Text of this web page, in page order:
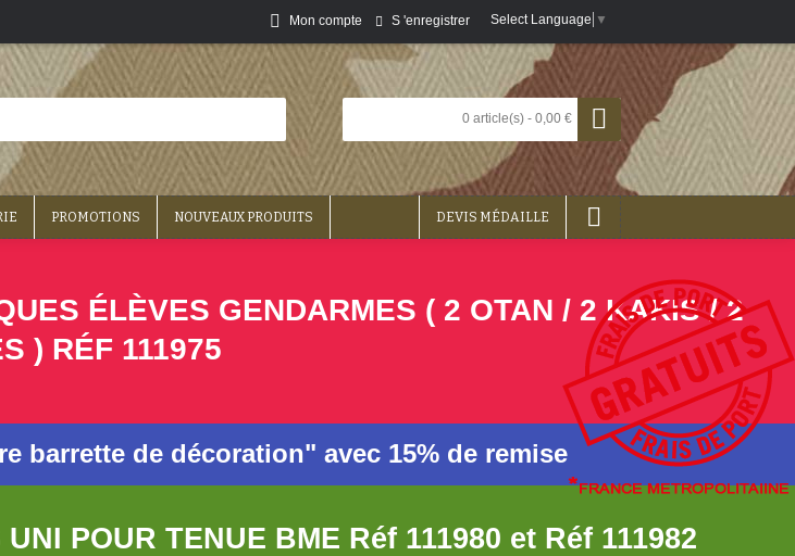
Mon compte S 'enregistrer Select Language ▼
0 article(s) - 0,00 €
PROMOTIONS NOUVEAUX PRODUITS DEVIS MÉDAILLE
ÉLÈVES GENDARMES ( 2 OTAN / 2 KAKIS / 2
) RÉF 111975
barrette de décoration" avec 15% de remise
POUR TENUE BME Réf 111980 et Réf 111982